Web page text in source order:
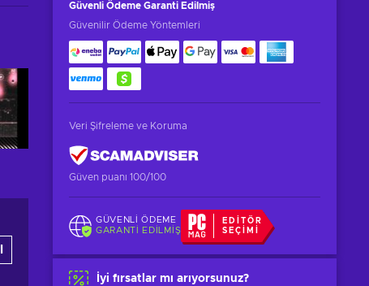
Güvenli Ödeme Garanti Edilmiş
Güvenilir Ödeme Yöntemleri
Veri Şifreleme ve Koruma
Güven puanı 100/100
GÜVENLI ÖDEME
GARANTI EDILMIŞ
EDITÖR
SEÇIMI
İyi fırsatlar mı arıyorsunuz?